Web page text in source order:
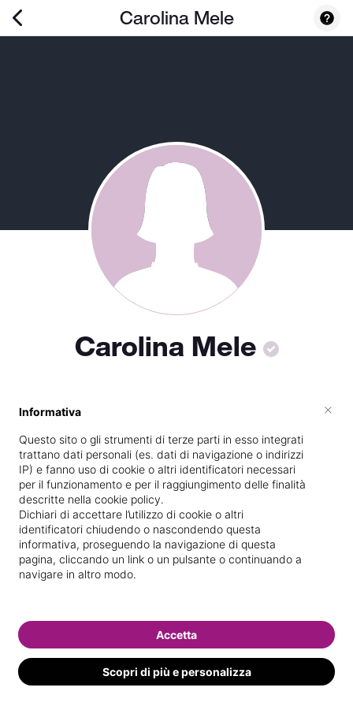
Carolina Mele
Carolina Mele
Specializzata inEpilazione con
laser/luce pulsata
Vedi le informazioni di Carolina
Informativa
Questo sito o gli strumenti di terze parti in esso integrati
trattano dati personali (es. dati di navigazione o indirizzi
IP) e fanno uso di cookie o altri identificatori necessari
per il funzionamento e per il raggiungimento delle finalità
descritte nella cookie policy.
Dichiari di accettare l’utilizzo di cookie o altri
identificatori chiudendo o nascondendo questa
informativa, proseguendo la navigazione di questa
pagina, cliccando un link o un pulsante o continuando a
navigare in altro modo.
Scopri di più e personalizza
Accetta
×